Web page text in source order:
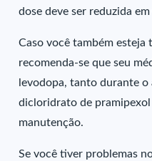
dose deve ser reduzida
Caso você também esteja
recomenda-se que seu
levodopa, tanto durante o
dicloridrato de
manutenção.
Se você tiver problemas